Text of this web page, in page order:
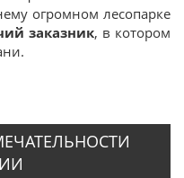
огромном лесопарке
заказник, в котором